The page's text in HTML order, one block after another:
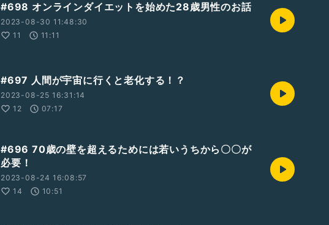
#698 オンラインダイエットを始めた28歳男性のお話
2023-08-30 11:48:30
11
11:11
#697 人間が宇宙に行くと老化する！？
2023-08-25 16:31:14
12
07:17
#696 70歳の壁を超えるためには若いうちから〇〇が
必要！
2023-08-24 16:08:57
14
10:51